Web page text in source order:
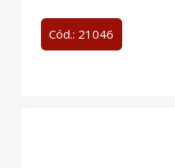
Cód.: 21046